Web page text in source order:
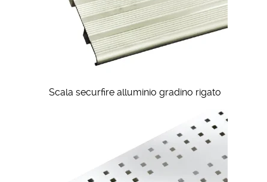
Scala securfire alluminio gradino rigato